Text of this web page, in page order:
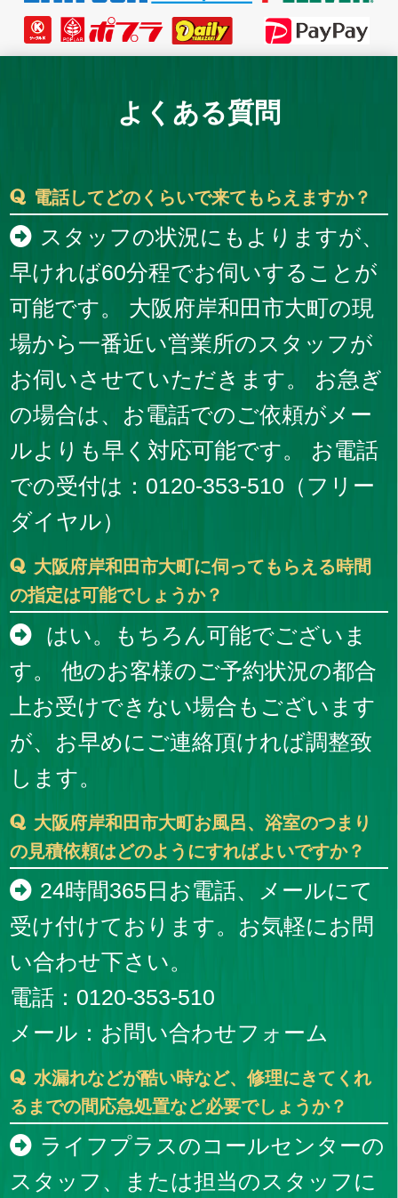
よくある質問
電話してどのくらいで来てもらえますか？
スタッフの状況にもよりますが、
早ければ60分程でお伺いすることが
可能です。 大阪府岸和田市大町の現
場から一番近い営業所のスタッフが
お伺いさせていただきます。 お急ぎ
の場合は、お電話でのご依頼がメー
ルよりも早く対応可能です。 お電話
での受付は：0120-353-510（フリー
ダイヤル）
大阪府岸和田市大町に伺ってもらえる時間
の指定は可能でしょうか？
はい。もちろん可能でございま
す。 他のお客様のご予約状況の都合
上お受けできない場合もございます
が、お早めにご連絡頂ければ調整致
します。
大阪府岸和田市大町お風呂、浴室のつまり
の見積依頼はどのようにすればよいですか？
24時間365日お電話、メールにて
受け付けております。お気軽にお問
い合わせ下さい。
電話：0120-353-510
メール： お問い合わせフォーム
水漏れなどが酷い時など、修理にきてくれ
るまでの間応急処置など必要でしょうか？
ライフプラスのコールセンターの
スタッフ、または担当のスタッフに